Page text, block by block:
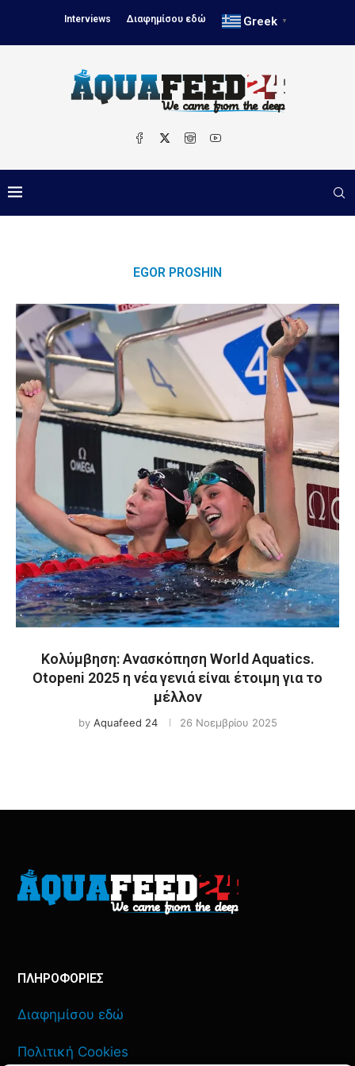
Interviews Διαφημίσου εδώ Greek ▼
EGOR PROSHIN
Κολύμβηση: Ανασκόπηση World Aquatics.
Otopeni 2025 η νέα γενιά είναι έτοιμη για το
μέλλον
by Aquafeed 24 26 Νοεμβρίου 2025
ΠΛΗΡΟΦΟΡΙΕΣ
Διαφημίσου εδώ
Πολιτική Cookies